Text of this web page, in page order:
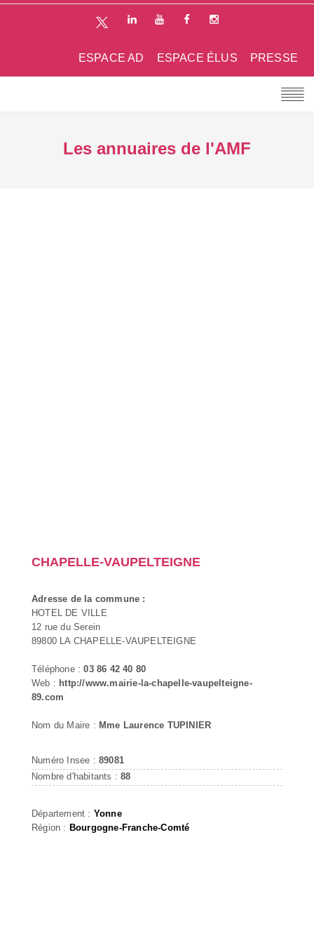
PRESSE
ESPACE ÉLUS
ESPACE AD
Les annuaires de l'AMF
CHAPELLE-VAUPELTEIGNE
Adresse de la commune :
HOTEL DE VILLE
12 rue du Serein
89800 LA CHAPELLE-VAUPELTEIGNE
Téléphone :03 86 42 40 80
Web : http://www.mairie-la-chapelle-vaupelteigne-
89.com
Nom du Maire : Mme Laurence TUPINIER
Numéro Insee : 89081
Nombre d'habitants :88
Département : Yonne
Région : Bourgogne-Franche-Comté